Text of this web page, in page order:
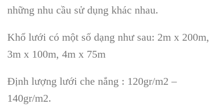
những nhu cầu sử dụng khác nhau.
Khổ lưới có một số dạng như sau: 2m x 200m,
3m x 100m, 4m x 75m
Định lượng lưới che nắng : 120gr/m2 –
140gr/m2.